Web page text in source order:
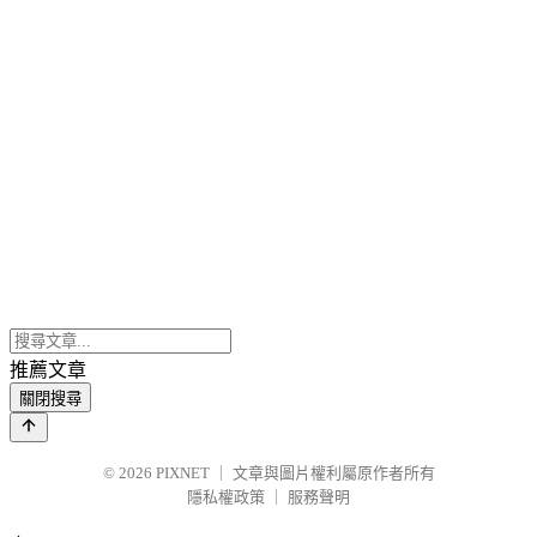
推薦文章
關閉搜尋
© 2026 PIXNET
文章與圖片權利屬原作者所有
隱私權政策
服務聲明